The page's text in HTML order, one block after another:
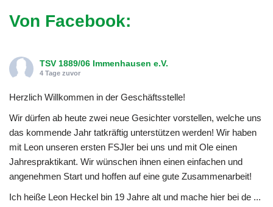
Von Facebook:
TSV 1889/06 Immenhausen e.V.
4 Tage zuvor
Herzlich Willkommen in der Geschäftsstelle!
Wir dürfen ab heute zwei neue Gesichter vorstellen, welche uns
das kommende Jahr tatkräftig unterstützen werden! Wir haben
mit Leon unseren ersten FSJler bei uns und mit Ole einen
Jahrespraktikant. Wir wünschen ihnen einen einfachen und
angenehmen Start und hoffen auf eine gute Zusammenarbeit!
Ich heiße Leon Heckel bin 19 Jahre alt und mache hier bei de ...